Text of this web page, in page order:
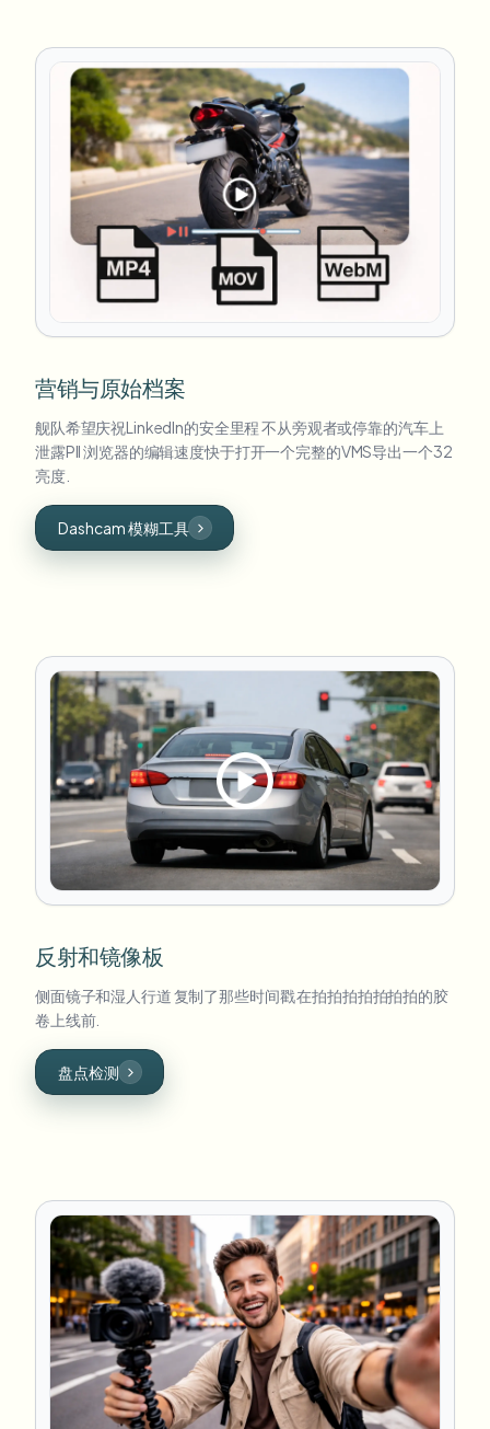
营销与原始档案
舰队希望庆祝LinkedIn的安全里程 不从旁观者或停靠的汽车上
泄露PII 浏览器的编辑速度快于打开一个完整的VMS导出一个32
亮度.
Dashcam 模糊工具
反射和镜像板
侧面镜子和湿人行道 复制了那些时间戳 在拍拍拍拍拍拍拍的胶
卷上线前.
盘点检测